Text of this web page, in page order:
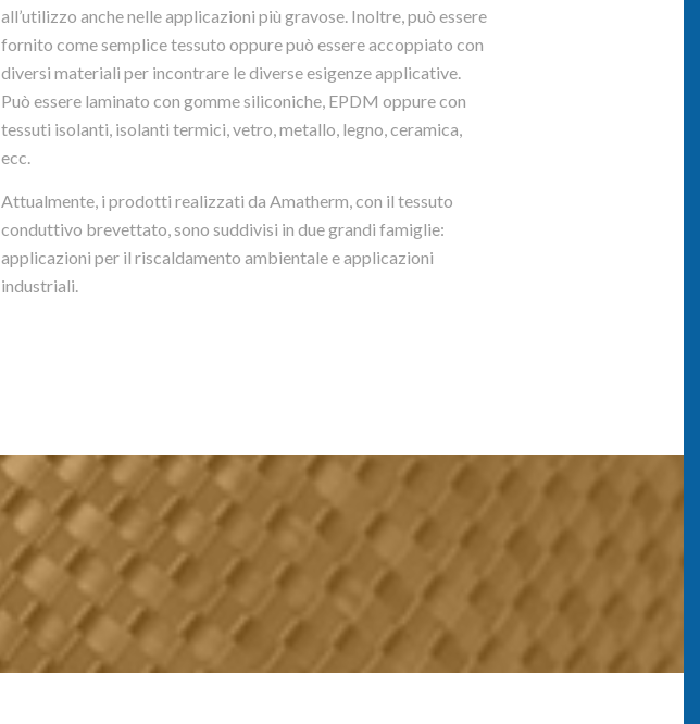
all’utilizzo anche nelle applicazioni più gravose. Inoltre, può essere
fornito come semplice tessuto oppure può essere accoppiato con
diversi materiali per incontrare le diverse esigenze applicative.
Può essere laminato con gomme siliconiche, EPDM oppure con
tessuti isolanti, isolanti termici, vetro, metallo, legno, ceramica,
ecc.
Attualmente, i prodotti realizzati da Amatherm, con il tessuto
conduttivo brevettato, sono suddivisi in due grandi famiglie:
applicazioni per il riscaldamento ambientale e applicazioni
industriali.